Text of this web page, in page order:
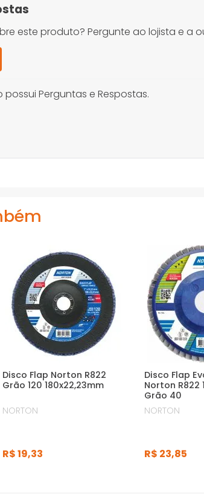
este produto? Pergunte ao lojista e a
Perguntas e Respostas.
Disco Flap Norton R822
Grão 120 180x22,23mm
NORTON
R$19,33
Disco Flap
Norton R822
Grão 40
NORTON
R$ 23,85